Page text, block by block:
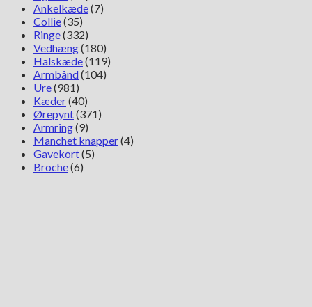
Ankelkæde(7)
Collie(35)
Ringe(332)
Vedhæng(180)
Halskæde(119)
Armbånd(104)
Ure(981)
Kæder(40)
Ørepynt(371)
Armring(9)
Manchet knapper(4)
Gavekort(5)
Broche(6)